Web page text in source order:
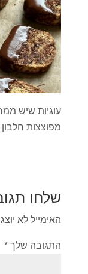
עוגיות שיש
מפוצצות חלבון
שלחו
האימייל לא
התגובה שלך *